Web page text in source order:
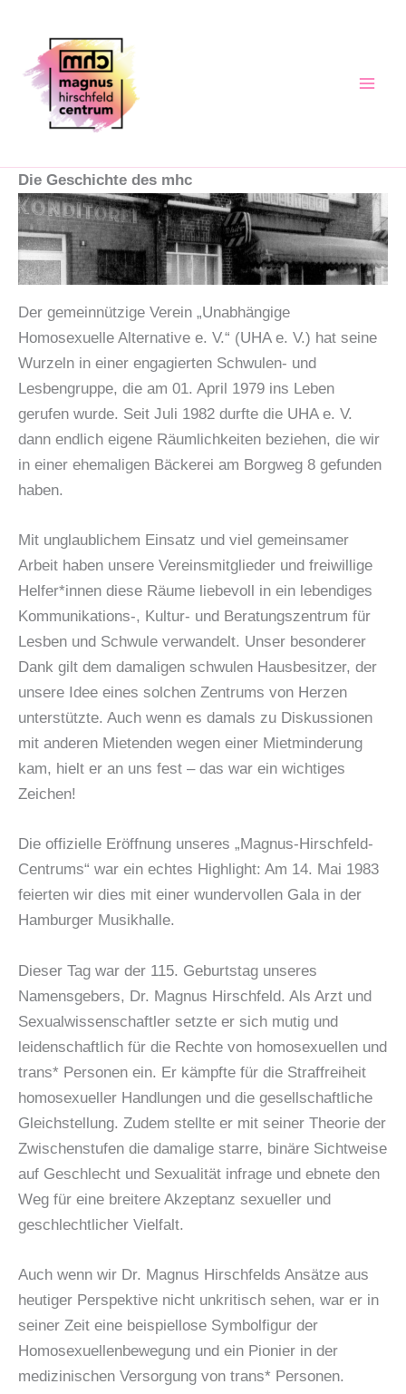
springen
Die Geschichte des mhc
Der gemeinnützige Verein „Unabhängige
Homosexuelle Alternative e. V.“ (UHA e. V.) hat seine
Wurzeln in einer engagierten Schwulen- und
Lesbengruppe, die am 01. April 1979 ins Leben
gerufen wurde. Seit Juli 1982 durfte die UHA e. V.
dann endlich eigene Räumlichkeiten beziehen, die wir
in einer ehemaligen Bäckerei am Borgweg 8 gefunden
haben.
Mit unglaublichem Einsatz und viel gemeinsamer
Arbeit haben unsere Vereinsmitglieder und freiwillige
Helfer*innen diese Räume liebevoll in ein lebendiges
Kommunikations-, Kultur- und Beratungszentrum für
Lesben und Schwule verwandelt. Unser besonderer
Dank gilt dem damaligen schwulen Hausbesitzer, der
unsere Idee eines solchen Zentrums von Herzen
unterstützte. Auch wenn es damals zu Diskussionen
mit anderen Mietenden wegen einer Mietminderung
kam, hielt er an uns fest – das war ein wichtiges
Zeichen!
Die offizielle Eröffnung unseres „Magnus-Hirschfeld-
Centrums“ war ein echtes Highlight: Am 14. Mai 1983
feierten wir dies mit einer wundervollen Gala in der
Hamburger Musikhalle.
Dieser Tag war der 115. Geburtstag unseres
Namensgebers, Dr. Magnus Hirschfeld. Als Arzt und
Sexualwissenschaftler setzte er sich mutig und
leidenschaftlich für die Rechte von homosexuellen und
trans* Personen ein. Er kämpfte für die Straffreiheit
homosexueller Handlungen und die gesellschaftliche
Gleichstellung. Zudem stellte er mit seiner Theorie der
Zwischenstufen die damalige starre, binäre Sichtweise
auf Geschlecht und Sexualität infrage und ebnete den
Weg für eine breitere Akzeptanz sexueller und
geschlechtlicher Vielfalt.
Auch wenn wir Dr. Magnus Hirschfelds Ansätze aus
heutiger Perspektive nicht unkritisch sehen, war er in
seiner Zeit eine beispiellose Symbolfigur der
Homosexuellenbewegung und ein Pionier in der
medizinischen Versorgung von trans* Personen.